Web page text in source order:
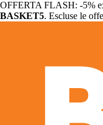
OFFERTA FLASH: -5%
BASKET5. Escluse le